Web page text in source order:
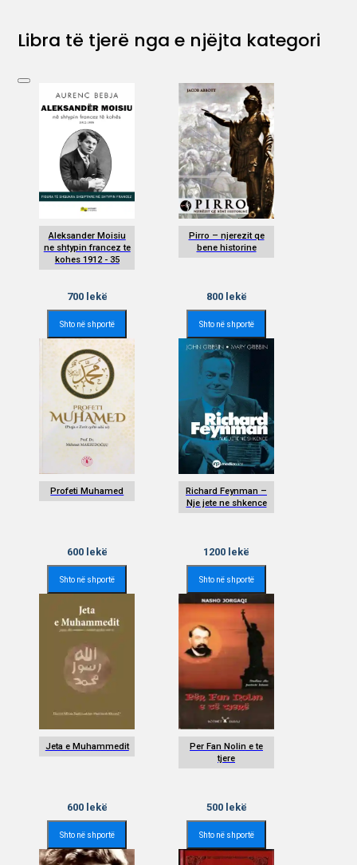
Libra të tjerë nga e njëjta kategori
Aleksander Moisiu
ne shtypin francez te
kohes 1912 - 35
700lekë
Shto në shportë
Pirro – njerezit qe
bene historine
800lekë
Shto në shportë
Profeti Muhamed
600lekë
Shto në shportë
Richard Feynman –
Nje jete ne shkence
1200 lekë
Shto në shportë
Jeta e Muhammedit
600lekë
Shto në shportë
Per Fan Nolin e te
tjere
500lekë
Shto në shportë